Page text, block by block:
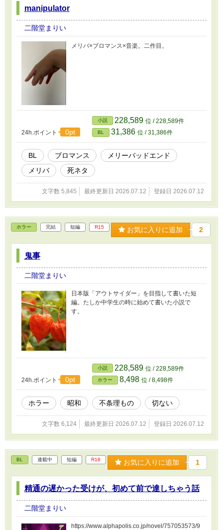
manipulator
二階堂まりい
メリバ×ブロマンス×音楽。二作目。
24h.ポイント 0pt
小説 228,589 位 / 228,589件
BL 31,386 位 / 31,386件
BL ブロマンス
メリーバッドエンド
メリバ
死ネタ
文字数 5,845 最終更新日 2026.07.12 登録日 2026.07.12
ホラー 完結 短編 R15 お気に入りに追加 2
鬼事
二階堂まりい
日本版「アウトサイダー」を目指して書いた短
編。たしか中学生の時に始めて書いた小説で
す。
24h.ポイント 0pt
小説 228,589 位 / 228,589件
ホラー 8,498 位 / 8,498件
ホラー 昭和 不条理もの 切ない
文字数 6,124 最終更新日 2026.07.12 登録日 2026.07.12
BL 連載中 短編 R18 お気に入りに追加 1
精通の遅かった受けが、初めて前で達しちゃう話
二階堂まりい
https://www.alphapolis.co.jp/novel/757053573/9